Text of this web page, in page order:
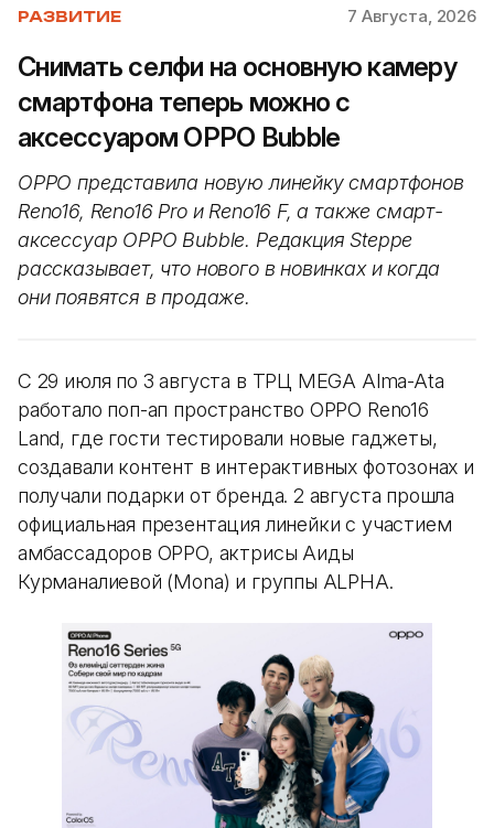
РАЗВИТИЕ 7 Августа, 2026
Снимать селфи на основную камеру
смартфона теперь можно с
аксессуаром OPPO Bubble
OPPO представила новую линейку смартфонов
Reno16, Reno16 Pro и Reno16 F, а также смарт-
аксессуар OPPO Bubble. Редакция Steppe
рассказывает, что нового в новинках и когда
они появятся в продаже.
С 29 июля по 3 августа в ТРЦ MEGA Alma-Ata
работало поп-ап пространство OPPO Reno16
Land, где гости тестировали новые гаджеты,
создавали контент в интерактивных фотозонах и
получали подарки от бренда. 2 августа прошла
официальная презентация линейки с участием
амбассадоров OPPO, актрисы Аиды
Курманалиевой (Mona) и группы ALPHA.